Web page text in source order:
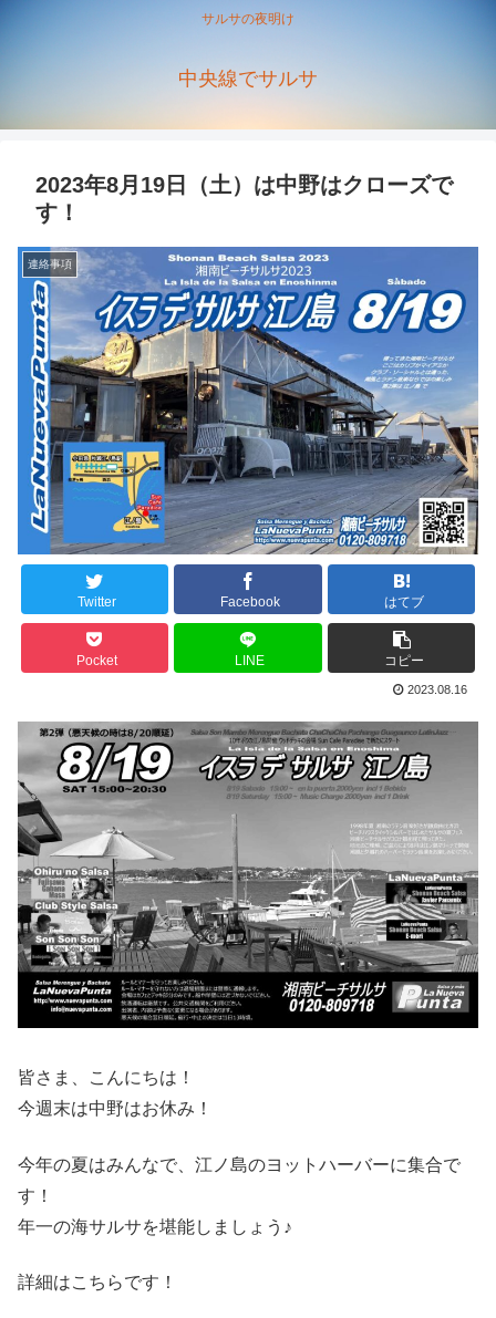
サルサの夜明け
中央線でサルサ
2023年8月19日（土）は中野はクローズで
す！
連絡事項
Twitter Facebook はてブ
Pocket LINE コピー
2023.08.16
皆さま、こんにちは！
今週末は中野はお休み！
今年の夏はみんなで、江ノ島のヨットハーバーに集合で
す！
年一の海サルサを堪能しましょう♪
詳細はこちらです！